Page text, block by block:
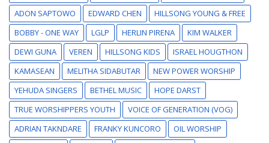
ADON SAPTOWO
EDWARD CHEN
HILLSONG YOUNG & FREE
BOBBY - ONE WAY
LGLP HERLIN PIRENA
KIM WALKER
DEWI GUNA
VEREN HILLSONG KIDS
ISRAEL HOUGTHON
KAMASEAN
MELITHA SIDABUTAR
NEW POWER WORSHIP
YEHUDA SINGERS
BETHEL MUSIC
HOPE DARST
TRUE WORSHIPPERS YOUTH
VOICE OF GENERATION (VOG)
ADRIAN TAKNDARE
FRANKY KUNCORO
OIL WORSHIP